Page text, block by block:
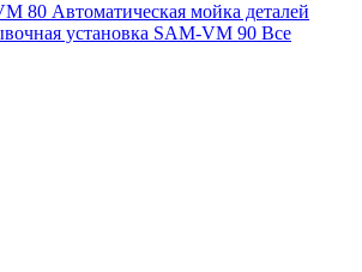
80 Автоматическая мойка деталей
установка SAM-VM 90 Все